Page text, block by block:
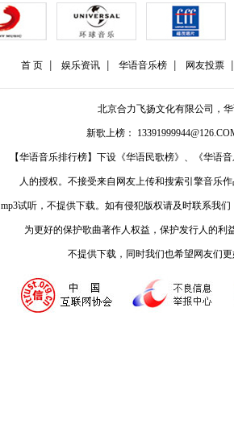
首 页 娱乐资讯 华语音乐榜 网友投票
北京合力飞扬文化有限公司，
新歌上榜：
【华语音乐排行榜】下设《华语民歌榜》、《华语
人的授权。不接受来自网友上传和搜索引擎音乐
mp3试听，不提供下载。如有侵犯版权请及时联系我
为更好的保护歌曲著作人权益，保护发行人的
不提供下载，同时我们也希望网友们